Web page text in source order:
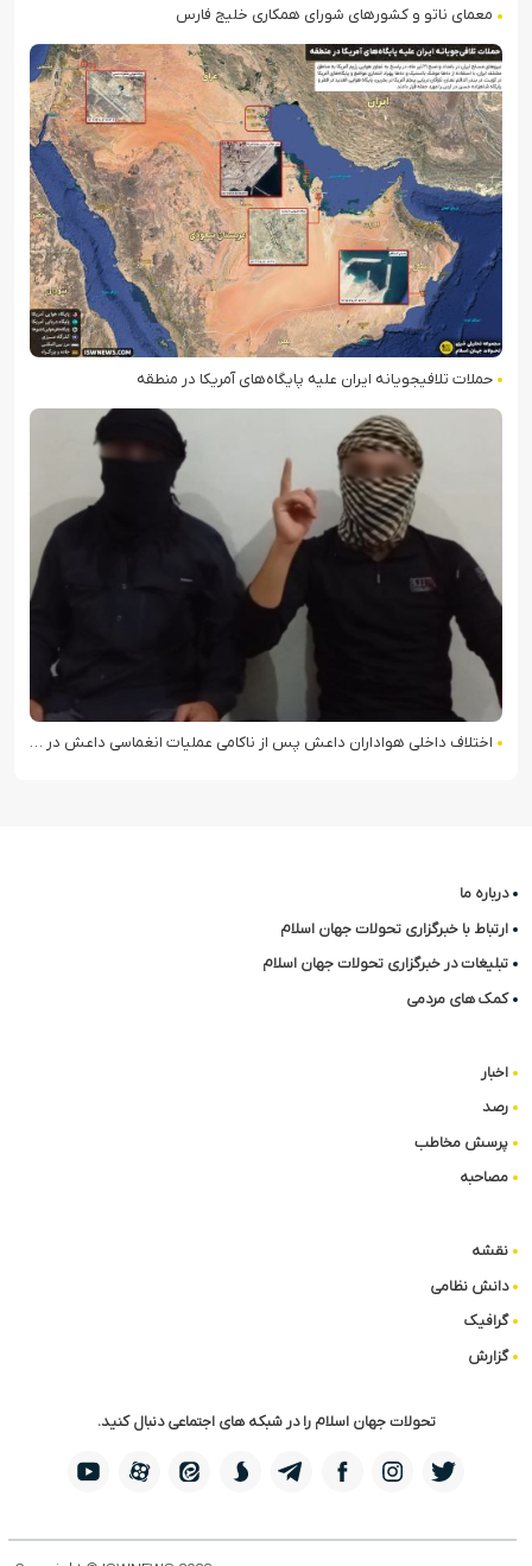
معمای ناتو و کشورهای شورای همکاری خلیج فارس
حملات تلافی‎جویانه ایران علیه پایگاه‌های آمریکا در منطقه
اختلاف داخلی هواداران داعش پس از ناکامی عملیات انغماسی داعش در رقه
درباره ما
ارتباط با خبرگزاری تحولات جهان اسلام
تبلیغات در خبرگزاری تحولات جهان اسلام
کمک های مردمی
اخبار
رصد
پرسش مخاطب
مصاحبه
نقشه
دانش نظامی
گرافیک
گزارش
تحولات جهان اسلام را در شبکه های اجتماعی دنبال کنید.